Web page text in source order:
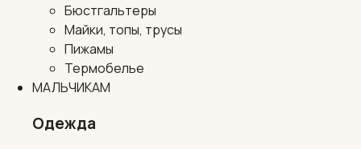
Бюстгальтеры
Майки, топы, трусы
Пижамы
Термобелье
МАЛЬЧИКАМ
Одежда